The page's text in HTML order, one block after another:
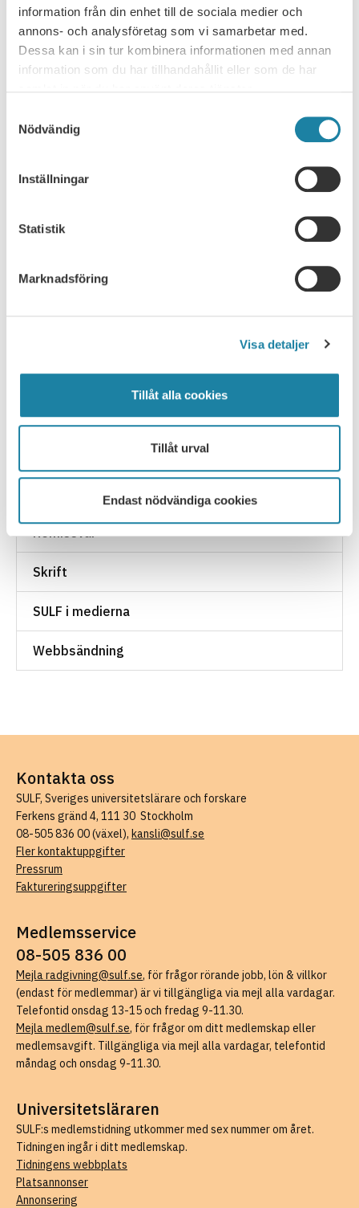
information från din enhet till de sociala medier och
annons- och analysföretag som vi samarbetar med.
Dessa kan i sin tur kombinera informationen med annan
information som du har tillhandahållit eller som de har
Nödvändig
Inställningar
Statistik
Marknadsföring
Visa detaljer
Tillåt alla cookies
Tillåt urval
Endast nödvändiga cookies
Fullsatt seminarium om lärosätenas
organisationsform
Spelar lärosätenas organisationsform någon roll för den
Nyhet 30 juni 2026
Ledare i Universitetsläraren
Nyhet
Remissvar
Skrift
SULF i medierna
Webbsändning
Kontakta oss
SULF, Sveriges universitetslärare och forskare
Ferkens gränd 4, 111 30 Stockholm
08-505 836 00 (växel), kansli@sulf.se
Fler kontaktuppgifter
Pressrum
Faktureringsuppgifter
Medlemsservice
08-505 836 00
Mejla radgivning@sulf.se, för frågor rörande jobb, lön & villkor
(endast för medlemmar) är vi tillgängliga via mejl alla vardagar.
Telefontid onsdag 13-15 och fredag 9-11.30.
Mejla medlem@sulf.se, för frågor om ditt medlemskap eller
medlemsavgift. Tillgängliga via mejl alla vardagar, telefontid
måndag och onsdag 9-11.30.
Universitetsläraren
SULF:s medlemstidning utkommer med sex nummer om året.
Tidningen ingår i ditt medlemskap.
Tidningens webbplats
Platsannonser
Annonsering